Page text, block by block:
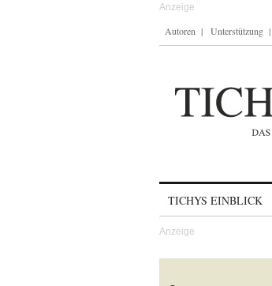
Autoren Unterstützung
TICHYS EINBLICK